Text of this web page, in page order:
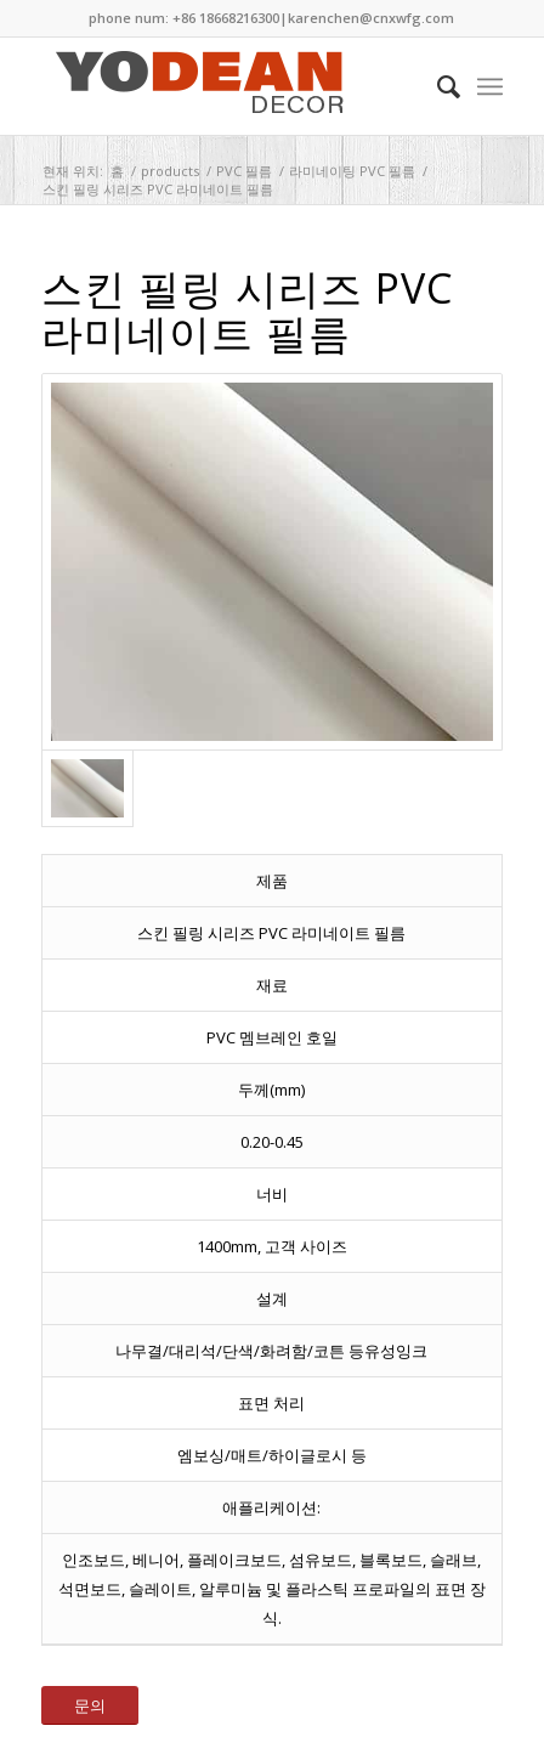
phone num: +86 18668216300|karenchen@cnxwfg.com
현재 위치: 홈 / products / PVC 필름 / 라미네이팅 PVC 필름 /
스킨 필링 시리즈 PVC 라미네이트 필름
스킨 필링 시리즈 PVC
라미네이트 필름
제품
스킨 필링 시리즈 PVC 라미네이트 필름
재료
PVC 멤브레인 호일
두께(mm)
0.20-0.45
너비
1400mm, 고객 사이즈
설계
나무결/대리석/단색/화려함/코튼 등유성잉크
표면 처리
엠보싱/매트/하이글로시 등
애플리케이션:
인조보드, 베니어, 플레이크보드, 섬유보드, 블록보드, 슬래브,
석면보드, 슬레이트, 알루미늄 및 플라스틱 프로파일의 표면 장
식.
문의